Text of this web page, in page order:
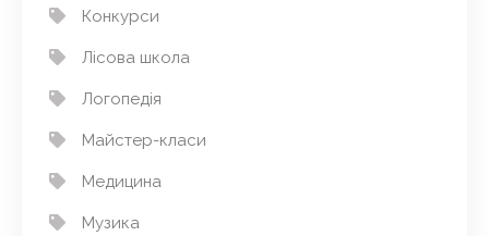
Конкурси
Лісова школа
Логопедія
Майстер-класи
Медицина
Музика